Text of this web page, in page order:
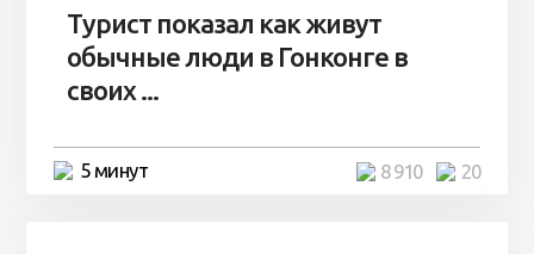
Турист показал как живут
обычные люди в Гонконге в
своих ...
5 минут 20
8 910